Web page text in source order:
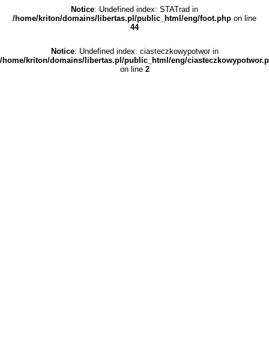
Notice: Undefined index: STATrad in
/home/kriton/domains/libertas.pl/public_html/eng/foot.php on line
44
Notice: Undefined index: ciasteczkowypotwor in
/home/kriton/domains/libertas.pl/public_html/eng/
on line 2